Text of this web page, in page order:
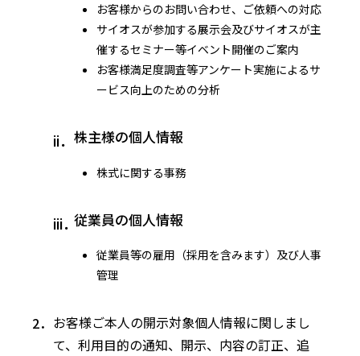
お客様からのお問い合わせ、ご依頼への対応
サイオスが参加する展示会及びサイオスが主
催するセミナー等イベント開催のご案内
お客様満足度調査等アンケート実施によるサ
ービス向上のための分析
株主様の個人情報
株式に関する事務
従業員の個人情報
従業員等の雇用（採用を含みます）及び人事
管理
お客様ご本人の開示対象個人情報に関しまし
て、利用目的の通知、開示、内容の訂正、追